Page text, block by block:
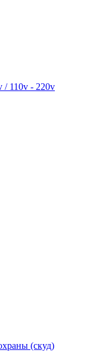
/ 110v - 220v
(скуд)